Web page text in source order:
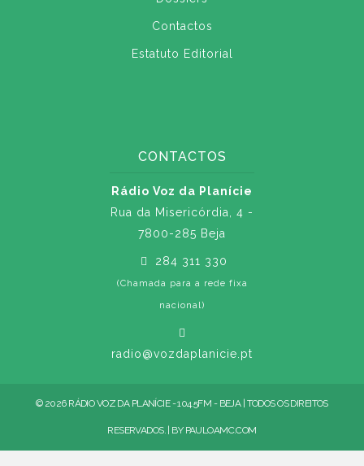
Contactos
Estatuto Editorial
CONTACTOS
Rádio Voz da Planície
Rua da Misericórdia, 4 -
7800-285 Beja
284 311 330
(Chamada para a rede fixa
nacional)
radio@vozdaplanicie.pt
© 2026 RÁDIO VOZ DA PLANÍCIE - 104.5FM - BEJA | TODOS OS DIREITOS
RESERVADOS. | BY PAULOAMC.COM